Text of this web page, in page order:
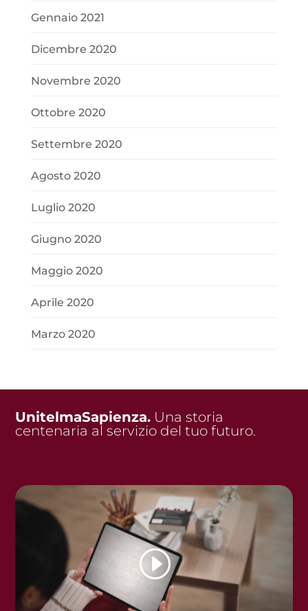
Gennaio 2021
Dicembre 2020
Novembre 2020
Ottobre 2020
Settembre 2020
Agosto 2020
Luglio 2020
Giugno 2020
Maggio 2020
Aprile 2020
Marzo 2020
UnitelmaSapienza. Una storia
centenaria al servizio del tuo futuro.